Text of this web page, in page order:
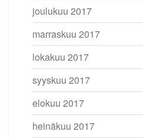
joulukuu 2017
marraskuu 2017
lokakuu 2017
syyskuu 2017
elokuu 2017
heinäkuu 2017